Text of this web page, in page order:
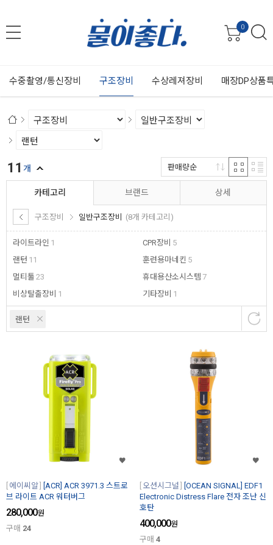
0
수중촬영/통신장비 구조장비 수상레져장비 매장DP상품
카테고리
구조장비 일반구조장비 (8개 카테고리)
라이트라인 1
랜턴 11
멀티툴 23
비상탈출장비 1
CPR장비 5
훈련용마네킨 5
휴대용산소시스템 7
기타장비 1
브랜드 상세
랜턴
11 개 판매량순
에이씨알
[ACR] ACR 3971.3 스트로
브 라이트 ACR 워터버그
280,000원
구매 24
오션시그널
[OCEAN SIGNAL] EDF1
Electronic Distress Flare 전자 조난 신
호탄
400,000원
구매 4